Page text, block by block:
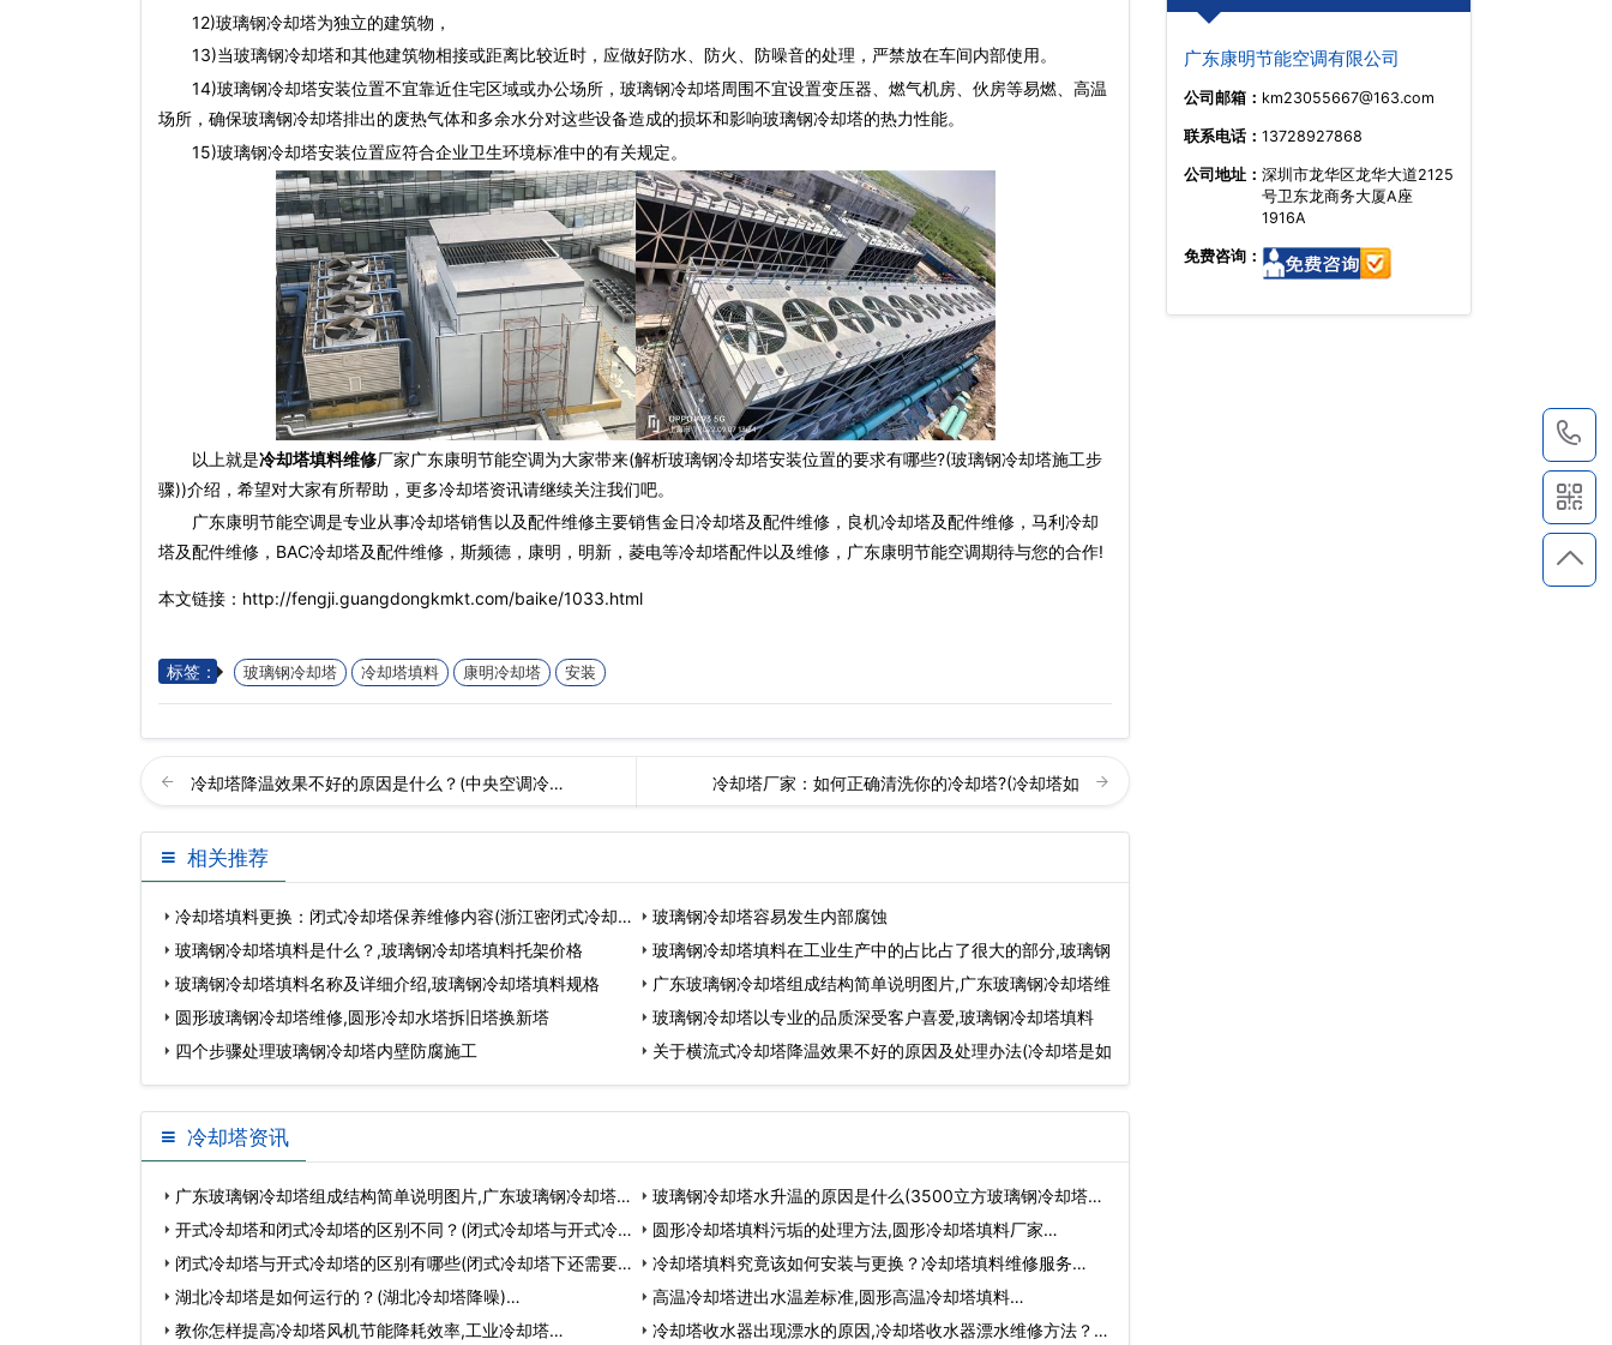
12)玻璃钢冷却塔为独立的建筑物，
13)当玻璃钢冷却塔和其他建筑物相接或距离比较近时，应做好防水、防火、防噪音的处理，严禁放在车间内部使用。
14)玻璃钢冷却塔安装位置不宜靠近住宅区域或办公场所， 玻璃钢冷却塔周围不宜设置变压器、燃气机房、伙房等易燃、高温
场所，确保玻璃钢冷却塔排出的废热气体和多余水分对这些设备造成的损坏和影响玻璃钢冷却塔的热力性能。
15)玻璃钢冷却塔安装位置应符合企业卫生环境标准中的有关规定。
以上就是冷却塔填料维修厂家广东康明节能空调为大家带来(解析玻璃钢冷却塔安装位置的要求有哪些?(玻璃钢冷却塔施工步
骤))介绍，希望对大家有所帮助，更多冷却塔资讯请继续关注我们吧。
广东康明节能空调是专业从事冷却塔销售以及配件维修主要销售金日冷却塔及配件维修，良机冷却塔及配件维修，马利冷却
塔及配件维修，BAC冷却塔及配件维修，斯频德，康明，明新，菱电等冷却塔配件以及维修，广东康明节能空调期待与您的合作!
本文链接：http://fengji.guangdongkmkt.com/baike/1033.html
标签： 玻璃钢冷却塔 冷却塔填料 康明冷却塔 安装
冷却塔降温效果不好的原因是什么？(中央空调冷… 冷却塔厂家：如何正确清洗你的冷却塔?(冷却塔如
相关推荐
冷却塔填料更换：闭式冷却塔保养维修内容(浙江密闭式冷却塔
更
玻璃钢冷却塔容易发生内部腐蚀
玻璃钢冷却塔填料是什么？,玻璃钢冷却塔填料托架价格
玻璃钢冷却塔填料在工业生产中的占比占了很大的部分,玻璃钢
玻璃钢冷却塔填料名称及详细介绍,玻璃钢冷却塔填料规格
广东玻璃钢冷却塔组成结构简单说明图片,广东玻璃钢冷却塔维
圆形玻璃钢冷却塔维修,圆形冷却水塔拆旧塔换新塔
玻璃钢冷却塔以专业的品质深受客户喜爱,玻璃钢冷却塔填料
四个步骤处理玻璃钢冷却塔内壁防腐施工
关于横流式冷却塔降温效果不好的原因及处理办法(冷却塔是如
冷却塔资讯
广东玻璃钢冷却塔组成结构简单说明图片,广东玻璃钢冷却塔
维…
玻璃钢冷却塔水升温的原因是什么(3500立方玻璃钢冷却塔安
装…
开式冷却塔和闭式冷却塔的区别不同？(闭式冷却塔与开式冷却
塔…
圆形冷却塔填料污垢的处理方法,圆形冷却塔填料厂家…
闭式冷却塔与开式冷却塔的区别有哪些(闭式冷却塔下还需要
循…
冷却塔填料究竟该如何安装与更换？冷却塔填料维修服务…
湖北冷却塔是如何运行的？(湖北冷却塔降噪)…
高温冷却塔进出水温差标准,圆形高温冷却塔填料…
教你怎样提高冷却塔风机节能降耗效率,工业冷却塔…
冷却塔收水器出现漂水的原因,冷却塔收水器漂水维修方法？…
广东康明节能空调有限公司
公司邮箱： km23055667@163.com
联系电话： 13728927868
公司地址： 深圳市龙华区龙华大道2125
号卫东龙商务大厦A座
1916A
免费咨询：